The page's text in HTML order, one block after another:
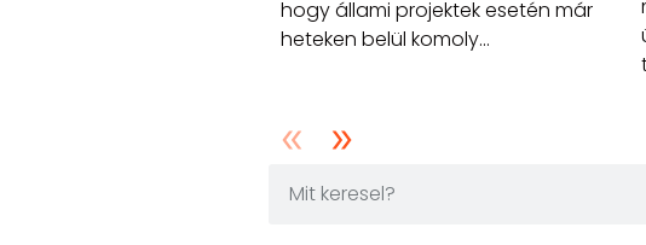
hogy állami projektek esetén már
heteken belül komoly...